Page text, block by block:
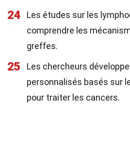
24
Les études sur les
comprendre les
greffes.
25
Les chercheurs
personnalisés basés sur
pour traiter les cancers.